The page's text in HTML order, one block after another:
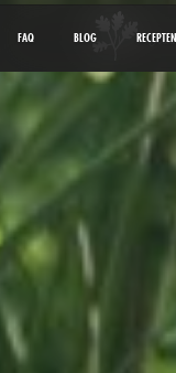
FAQ BLOG RECEPTEN